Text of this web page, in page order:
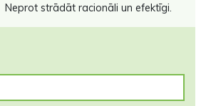
Neprot strādāt racionāli un efektīgi.